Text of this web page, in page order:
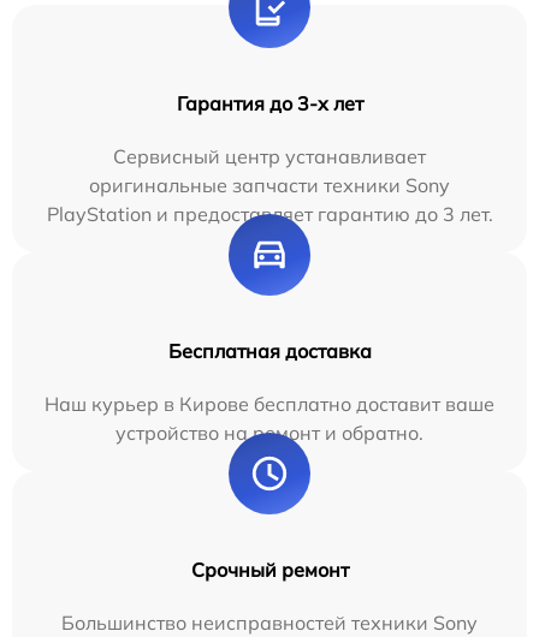
Гарантия до 3-х лет
Сервисный центр устанавливает
оригинальные запчасти техники Sony
PlayStation и предоставляет гарантию до 3 лет.
Бесплатная доставка
Наш курьер в Кирове бесплатно доставит ваше
устройство на ремонт и обратно.
Срочный ремонт
Большинство неисправностей техники Sony